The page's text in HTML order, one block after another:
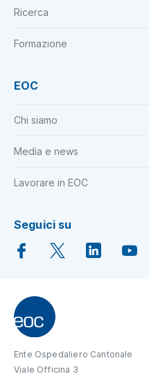
Ricerca
Formazione
EOC
Chi siamo
Media e news
Lavorare in EOC
Seguici su
Ente Ospedaliero Cantonale
Viale Officina 3